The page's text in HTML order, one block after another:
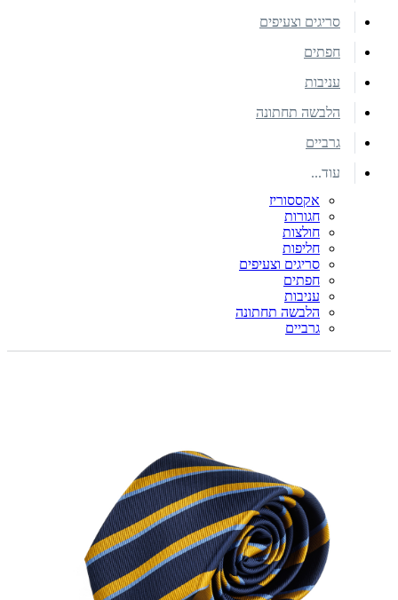
סריגים וצעיפים
חפתים
עניבות
הלבשה תחתונה
גרביים
עוד...
אקססוריז
חגורות
חולצות
חליפות
סריגים וצעיפים
חפתים
עניבות
הלבשה תחתונה
גרביים